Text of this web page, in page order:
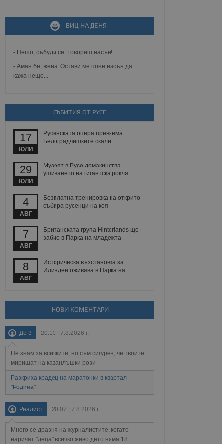
ВИЦ НА ДЕНЯ
- Пешо, събуди се. Говориш насън!
- Аман бе, жена. Остави ме поне насън да
кажа нещо...
СЪБИТИЯ ОТ РУСЕ
17
ЮЛИ
Русенската опера превзема
Белоградчишките скали
29
ЮЛИ
Музеят в Русе домакинства
ушиването на гигантска рокля
4
АВГ
Безплатна тренировка на открито
събира русенци на кея
7
АВГ
Британската група Hinterlands ще
забие в Парка на младежта
8
АВГ
Историческа възстановка за
Илинден оживява в Парка на...
НОВИ КОМЕНТАРИ
До 3 20:13 | 7.8.2026 г.
Не знам за всичките, но съм сигурен, че твоите
миришат на казанлъшки рози
Разкриха крадец на маратонки в квартал
"Родина"
Реалист 20:07 | 7.8.2026 г.
Много се дразня на журналистите, когато
наричат "деца" всичко живо дето няма 18
зададена от уеб
MVC
известно като
Той не съдържа
при затваряне
политики и
сесии.
между хората
за да се правят
уебсайт.
на
на бисквитките,
и
и предоставя
използва
потребител може
на сайта. Тя
с
на
на сайта.
взаимодействия
и потребителския
събиране на данни
за
се
данни,
на посещенията,
били заредени.
опит.
на прегледи на
тя може
новата или
на сайта. Тя
която е
в целия
на социалните
Описание